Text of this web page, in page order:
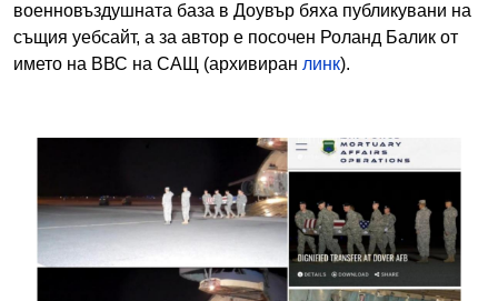
военновъздушната база в Доувър бяха публикувани на
същия уебсайт, а за автор е посочен Роланд Балик от
името на ВВС на САЩ (архивиран линк).